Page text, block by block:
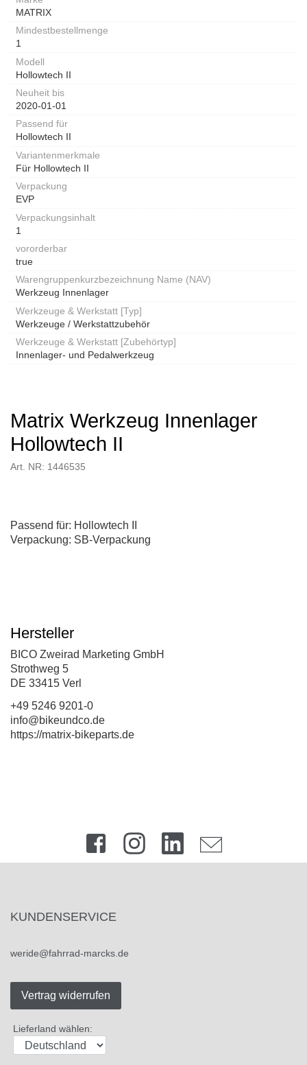
MATRIX
Mindestbestellmenge
1
Modell
Hollowtech II
Neuheit bis
2020-01-01
Passend für
Hollowtech II
Variantenmerkmale
Für Hollowtech II
Verpackung
EVP
Verpackungsinhalt
1
vororderbar
true
Warengruppenkurzbezeichnung Name (NAV)
Werkzeug Innenlager
Werkzeuge & Werkstatt [Typ]
Werkzeuge / Werkstattzubehör
Werkzeuge & Werkstatt [Zubehörtyp]
Innenlager- und Pedalwerkzeug
Matrix Werkzeug Innenlager
Hollowtech II
Art. NR: 1446535
Passend für: Hollowtech II
Verpackung: SB-Verpackung
Hersteller
BICO Zweirad Marketing GmbH
Strothweg 5
DE 33415 Verl
+49 5246 9201-0
info@bikeundco.de
https://matrix-bikeparts.de
KUNDENSERVICE
weride@fahrrad-marcks.de
Vertrag widerrufen
Lieferland wählen: